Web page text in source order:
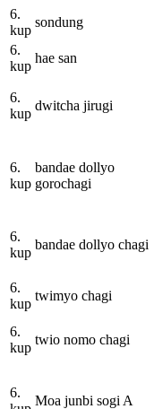
6.
kup
sondung
6.
kup
hae san
6.
kup
dwitcha jirugi
6.
kup
bandae dollyo
gorochagi
6.
kup
bandae dollyo chagi
6.
kup
twimyo chagi
6.
kup
twio nomo chagi
6.
Moa junbi sogi A